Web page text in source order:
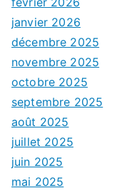
janvier 2026
décembre 2025
novembre 2025
octobre 2025
septembre 2025
août 2025
juillet 2025
juin 2025
mai 2025